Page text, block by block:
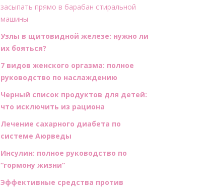
засыпать прямо в барабан стиральной
машины
Узлы в щитовидной железе: нужно ли
их бояться?
7 видов женского оргазма: полное
руководство по наслаждению
Черный список продуктов для детей:
что исключить из рациона
Лечение сахарного диабета по
системе Аюрведы
Инсулин: полное руководство по
“гормону жизни”
Эффективные средства против